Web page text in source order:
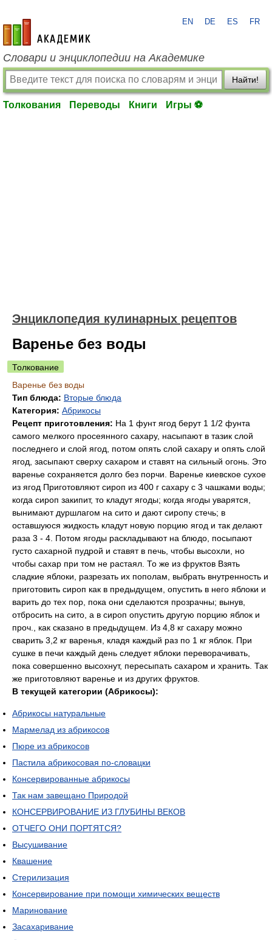
academic.ru
EN DE ES FR
Словари и энциклопедии на Академике
Найти!
Толкования Переводы Книги Игры ⚽
Энциклопедия кулинарных рецептов
Варенье без воды
Толкование
Варенье без воды
Тип блюда: Вторые блюда
Категория: Абрикосы
Рецепт приготовления: На 1 фунт ягод берут 1 1/2 фунта
самого мелкого просеянного сахару, насыпают в тазик слой
последнего и слой ягод, потом опять слой сахару и опять слой
ягод, засыпают сверху сахаром и ставят на сильный огонь. Это
варенье сохраняется долго без порчи. Варенье киевское сухое
из ягод Приготовляют сироп из 400 г сахару с 3 чашками воды;
когда сироп закипит, то кладут ягоды; когда ягоды уварятся,
вынимают дуршлагом на сито и дают сиропу стечь; в
оставшуюся жидкость кладут новую порцию ягод и так делают
раза 3 - 4. Потом ягоды раскладывают на блюдо, посыпают
густо сахарной пудрой и ставят в печь, чтобы высохли, но
чтобы сахар при том не растаял. То же из фруктов Взять
сладкие яблоки, разрезать их пополам, выбрать внутренность и
приготовить сироп как в предыдущем, опустить в него яблоки и
варить до тех пор, пока они сделаются прозрачны; вынув,
отбросить на сито, а в сироп опустить другую порцию яблок и
проч., как сказано в предыдущем. Из 4,8 кг сахару можно
сварить 3,2 кг варенья, кладя каждый раз по 1 кг яблок. При
сушке в печи каждый день следует яблоки переворачивать,
пока совершенно высохнут, пересыпать сахаром и хранить. Так
же приготовляют варенье и из других фруктов.
В текущей категории (Абрикосы):
Абрикосы натуральные
Мармелад из абрикосов
Пюре из абрикосов
Пастила абрикосовая по-словацки
Консервированные абрикосы
Так нам завещано Природой
КОНСЕРВИРОВАНИЕ ИЗ ГЛУБИНЫ ВЕКОВ
ОТЧЕГО ОНИ ПОРТЯТСЯ?
Высушивание
Квашение
Стерилизация
Консервирование при помощи химических веществ
Маринование
Засахаривание